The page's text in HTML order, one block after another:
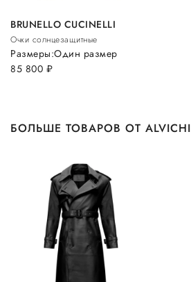
BRUNELLO CUCINELLI
Очки солнцезащитные
85 800 руб.
Размеры:Один размер
БОЛЬШЕ ТОВАРОВ ОТ ALVICHI